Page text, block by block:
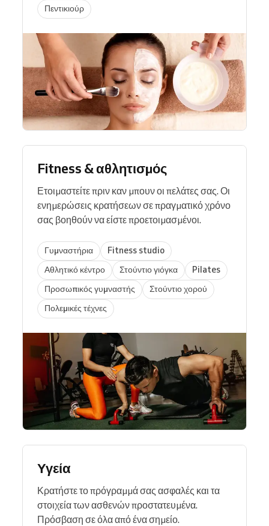
Πεντικιούρ
Fitness & αθλητισμός
Ετοιμαστείτε πριν καν μπουν οι πελάτες σας. Οι
ενημερώσεις κρατήσεων σε πραγματικό χρόνο
σας βοηθούν να είστε προετοιμασμένοι.
Γυμναστήρια
Fitness studio
Αθλητικό κέντρο
Στούντιο γιόγκα
Pilates
Προσωπικός γυμναστής
Στούντιο χορού
Πολεμικές τέχνες
Υγεία
Κρατήστε το πρόγραμμά σας ασφαλές και τα
στοιχεία των ασθενών προστατευμένα.
Πρόσβαση σε όλα από ένα σημείο.